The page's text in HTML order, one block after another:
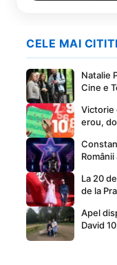
CELE MAI
Natalie
Cine e
Victorie
erou,
La 20
de la
Apel
David